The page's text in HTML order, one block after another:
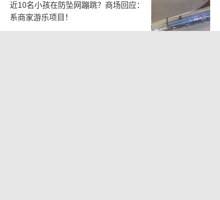
近10名小孩在防坠网蹦跳？商场回应：
系商家游乐项目！
2026-08-05 08:00:02